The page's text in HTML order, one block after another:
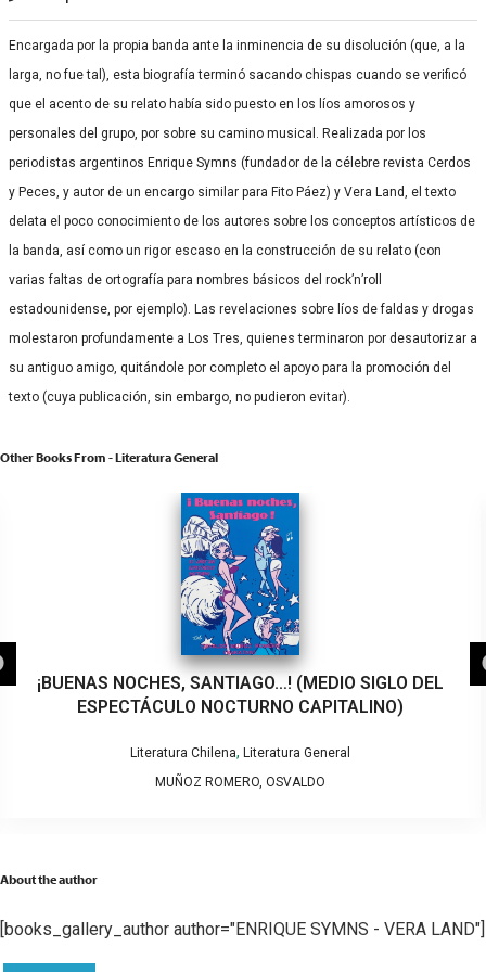
Encargada por la propia banda ante la inminencia de su disolución (que, a la
larga, no fue tal), esta biografía terminó sacando chispas cuando se verificó
que el acento de su relato había sido puesto en los líos amorosos y
personales del grupo, por sobre su camino musical. Realizada por los
periodistas argentinos Enrique Symns (fundador de la célebre revista Cerdos
y Peces, y autor de un encargo similar para Fito Páez) y Vera Land, el texto
delata el poco conocimiento de los autores sobre los conceptos artísticos de
la banda, así como un rigor escaso en la construcción de su relato (con
varias faltas de ortografía para nombres básicos del rock’n’roll
estadounidense, por ejemplo). Las revelaciones sobre líos de faldas y drogas
molestaron profundamente a Los Tres, quienes terminaron por desautorizar a
su antiguo amigo, quitándole por completo el apoyo para la promoción del
texto (cuya publicación, sin embargo, no pudieron evitar).
Other Books From - Literatura General
¡BUENAS NOCHES, SANTIAGO…! (MEDIO SIGLO DEL
ESPECTÁCULO NOCTURNO CAPITALINO)
Literatura Chilena, Literatura General
MUÑOZ ROMERO, OSVALDO
About the author
[books_gallery_author author="ENRIQUE SYMNS - VERA LAND"]